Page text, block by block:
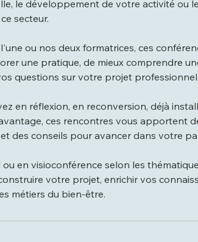
le développement de votre activité ou
secteur.
ou nos deux formatrices, ces
une pratique, de mieux comprendre
questions sur votre projet
en réflexion, en reconversion, déjà
ces rencontres vous apportent
des conseils pour avancer dans votre
en visioconférence selon les
votre projet, enrichir vos
métiers du bien-être.